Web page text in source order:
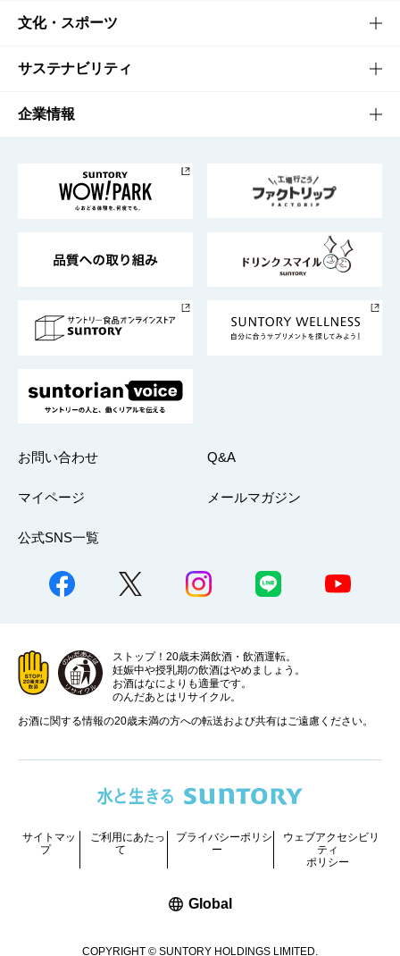
商品一覧
商品発売情報
栄養成分一覧
知る・楽しむTOP
キャンペーン
工場見学
地域情報
文化・スポーツ
文化・スポーツTOP
サントリーホール
サントリーサンバーズ大阪
サステナビリティ
サステナビリティTOP
サントリーが考えるサステナビリティ経営
企業情報
企業概要
採用情報
お問い合わせ Q&A
マイページ メールマガジン
公式SNS一覧
ストップ！20歳未満飲酒・飲酒運転。
妊娠中や授乳期の飲酒はやめましょう。
お酒はなによりも適量です。
のんだあとはリサイクル。
お酒に関する情報の20歳未満の方への転送および共有はご遠慮ください。
COPYRIGHT © SUNTORY HOLDINGS LIMITED.
サイトマッ
プ
ご利用にあたっ
て
プライバシーポリシ
ー
ウェブアクセシビリ
ティ
ポリシー
Global新しいウィンドウで開く